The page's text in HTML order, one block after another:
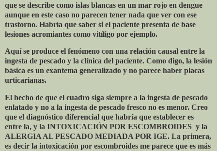
que se describe como islas blancas en un mar rojo en dengue
aunque en este caso no parecen tener nada que ver con ese
trastorno. Habría que saber si el paciente presenta de base
lesiones acromiantes como vitíligo por ejemplo.
Aquí se produce el fenómeno con una relación causal entre la
ingesta de pescado y la clínica del paciente. Como digo, la lesión
básica es un exantema generalizado y no parece haber placas
urticarianas.
El hecho de que el cuadro siga siempre a la ingesta de pescado
enlatado y no a la ingesta de pescado fresco no es menor. Creo
que el diagnóstico diferencial que habría que establecer es
entre la, y la INTOXICACIÓN POR ESCOMBROIDES y la
ALERGIA AL PESCADO MEDIADA POR IGE. La primera,
es decir la intoxicación por escombroides me parece que es más